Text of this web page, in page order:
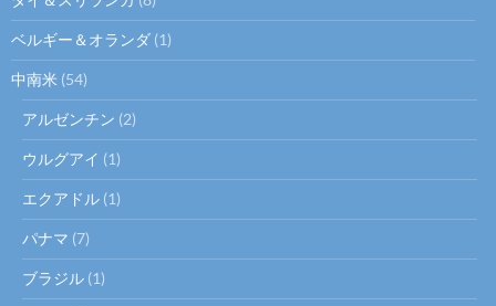
ベルギー＆オランダ (1)
中南米 (54)
アルゼンチン (2)
ウルグアイ (1)
エクアドル (1)
パナマ (7)
ブラジル (1)